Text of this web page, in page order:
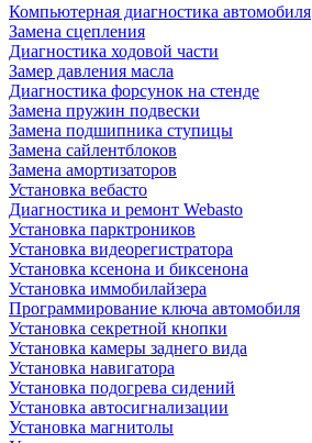
Компьютерная диагностика автомобиля
Замена сцепления
Диагностика ходовой части
Замер давления масла
Диагностика форсунок на стенде
Замена пружин подвески
Замена подшипника ступицы
Замена сайлентблоков
Замена амортизаторов
Установка вебасто
Диагностика и ремонт Webasto
Установка парктроников
Установка видеорегистратора
Установка ксенона и биксенона
Установка иммобилайзера
Программирование ключа автомобиля
Установка секретной кнопки
Установка камеры заднего вида
Установка навигатора
Установка подогрева сидений
Установка автосигнализации
Установка магнитолы